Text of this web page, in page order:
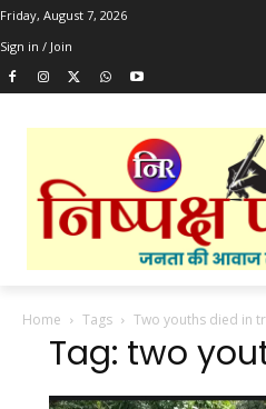
Friday, August 7, 2026
Sign in / Join
Home Tags Two youths died in
Tag: two